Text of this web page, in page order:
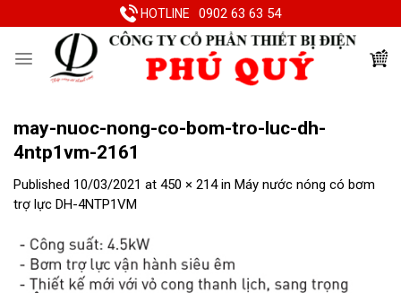
to
HOTLINE 0902 63 63 54
may-nuoc-nong-co-bom-tro-luc-dh-
4ntp1vm-2161
Published 10/03/2021 at 450 × 214in Máy nước nóng có bơm
trợ lực DH-4NTP1VM